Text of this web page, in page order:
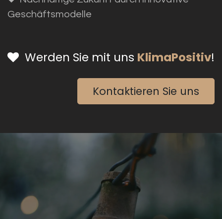
Geschäftsmodelle
Werden Sie mit uns KlimaPositiv!
Kontaktieren Sie uns